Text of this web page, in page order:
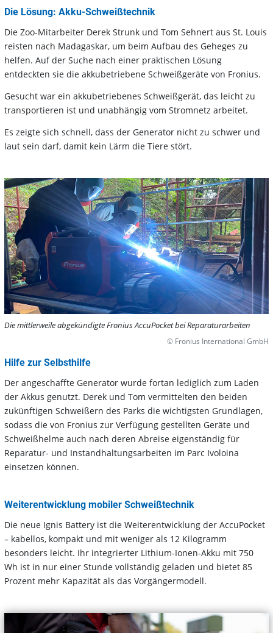
Die Lösung: Akku-Schweißtechnik
Die Zoo-Mitarbeiter Derek Strunk und Tom Sehnert aus St. Louis
reisten nach Madagaskar, um beim Aufbau des Geheges zu
helfen. Auf der Suche nach einer praktischen Lösung
entdeckten sie die akkubetriebene Schweißgeräte von Fronius.
Gesucht war ein akkubetriebenes Schweißgerät, das leicht zu
transportieren ist und unabhängig vom Stromnetz arbeitet.
Es zeigte sich schnell, dass der Generator nicht zu schwer und
laut sein darf, damit kein Lärm die Tiere stört.
Hilfe zur Selbsthilfe
Der angeschaffte Generator wurde fortan lediglich zum Laden
der Akkus genutzt. Derek und Tom vermittelten den beiden
zukünftigen Schweißern des Parks die wichtigsten Grundlagen,
sodass die von Fronius zur Verfügung gestellten Geräte und
Schweißhelme auch nach deren Abreise eigenständig für
Reparatur- und Instandhaltungsarbeiten im Parc Ivoloina
einsetzen können.
Die mittlerweile abgekündigte Fronius AccuPocket bei Reparaturarbeiten
© Fronius International GmbH
Weiterentwicklung mobiler Schweißtechnik
Die neue Ignis Battery ist die Weiterentwicklung der AccuPocket
– kabellos, kompakt und mit weniger als 12 Kilogramm
besonders leicht. Ihr integrierter Lithium-Ionen-Akku mit 750
Wh ist in nur einer Stunde vollständig geladen und bietet 85
Prozent mehr Kapazität als das Vorgängermodell.